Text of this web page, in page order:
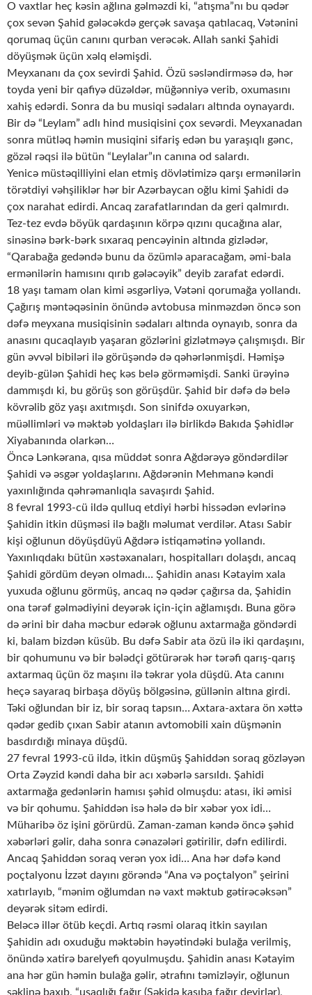
O vaxtlar heç kəsin ağlına gəlməzdi ki, “atışma”nı bu qədər
çox sevən Şahid gələcəkdə gerçək savaşa qatılacaq, Vətənini
qorumaq üçün canını qurban verəcək. Allah sanki Şahidi
döyüşmək üçün xəlq eləmişdi.
Meyxananı da çox sevirdi Şahid. Özü səsləndirməsə də, hər
toyda yeni bir qafiyə düzəldər, müğənniyə verib, oxumasını
xahiş edərdi. Sonra da bu musiqi sədaları altında oynayardı.
Bir də “Leylam” adlı hind musiqisini çox sevərdi. Meyxanadan
sonra mütləq həmin musiqini sifariş edən bu yaraşıqlı gənc,
gözəl rəqsi ilə bütün “Leylalar”ın canına od salardı.
Yenicə müstəqilliyini elan etmiş dövlətimizə qarşı ermənilərin
törətdiyi vəhşiliklər hər bir Azərbaycan oğlu kimi Şahidi də
çox narahat edirdi. Ancaq zarafatlarından da geri qalmırdı.
Tez-tez evdə böyük qardaşının körpə qızını qucağına alar,
sinəsinə bərk-bərk sıxaraq pencəyinin altında gizlədər,
“Qarabağa gedəndə bunu da özümlə aparacağam, əmi-bala
ermənilərin hamısını qırıb gələcəyik” deyib zarafat edərdi.
18 yaşı tamam olan kimi əsgərliyə, Vətəni qorumağa yollandı.
Çağırış məntəqəsinin önündə avtobusa minməzdən öncə son
dəfə meyxana musiqisinin sədaları altında oynayıb, sonra da
anasını qucaqlayıb yaşaran gözlərini gizlətməyə çalışmışdı. Bir
gün əvvəl bibiləri ilə görüşəndə də qəhərlənmişdi. Həmişə
deyib-gülən Şahidi heç kəs belə görməmişdi. Sanki ürəyinə
dammışdı ki, bu görüş son görüşdür. Şahid bir dəfə də belə
kövrəlib göz yaşı axıtmışdı. Son sinifdə oxuyarkən,
müəllimləri və məktəb yoldaşları ilə birlikdə Bakıda Şəhidlər
Xiyabanında olarkən…
Öncə Lənkərana, qısa müddət sonra Ağdərəyə göndərdilər
Şahidi və əsgər yoldaşlarını. Ağdərənin Mehmanə kəndi
yaxınlığında qəhrəmanlıqla savaşırdı Şahid.
8 fevral 1993-cü ildə qulluq etdiyi hərbi hissədən evlərinə
Şahidin itkin düşməsi ilə bağlı məlumat verdilər. Atası Sabir
kişi oğlunun döyüşdüyü Ağdərə istiqamətinə yollandı.
Yaxınlıqdakı bütün xəstəxanaları, hospitalları dolaşdı, ancaq
Şahidi gördüm deyən olmadı… Şahidin anası Kətayim xala
yuxuda oğlunu görmüş, ancaq nə qədər çağırsa da, Şahidin
ona tərəf gəlmədiyini deyərək için-için ağlamışdı. Buna görə
də ərini bir daha məcbur edərək oğlunu axtarmağa göndərdi
ki, balam bizdən küsüb. Bu dəfə Sabir ata özü ilə iki qardaşını,
bir qohumunu və bir bələdçi götürərək hər tərəfi qarış-qarış
axtarmaq üçün öz maşını ilə təkrar yola düşdü. Ata canını
heçə sayaraq birbaşa döyüş bölgəsinə, güllənin altına girdi.
Təki oğlundan bir iz, bir soraq tapsın… Axtara-axtara ön xəttə
qədər gedib çıxan Sabir atanın avtomobili xain düşmənin
basdırdığı minaya düşdü.
27 fevral 1993-cü ildə, itkin düşmüş Şahiddən soraq gözləyən
Orta Zəyzid kəndi daha bir acı xəbərlə sarsıldı. Şahidi
axtarmağa gedənlərin hamısı şəhid olmuşdu: atası, iki əmisi
və bir qohumu. Şahiddən isə hələ də bir xəbər yox idi…
Müharibə öz işini görürdü. Zaman-zaman kəndə öncə şəhid
xəbərləri gəlir, daha sonra cənazələri gətirilir, dəfn edilirdi.
Ancaq Şahiddən soraq verən yox idi… Ana hər dəfə kənd
poçtalyonu İzzət dayını görəndə “Ana və poçtalyon” şeirini
xatırlayıb, “mənim oğlumdan nə vaxt məktub gətirəcəksən”
deyərək sitəm edirdi.
Beləcə illər ötüb keçdi. Artıq rəsmi olaraq itkin sayılan
Şahidin adı oxuduğu məktəbin həyətindəki bulağa verilmiş,
önündə xatirə barelyefi qoyulmuşdu. Şahidin anası Kətayim
ana hər gün həmin bulağa gəlir, ətrafını təmizləyir, oğlunun
şəklinə baxıb, “uşaqlığı fağır (Şəkidə kasıba fağır deyirlər),